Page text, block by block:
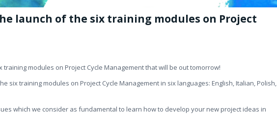
launch of the six training modules on Project
modules on Project Cycle Management that will be out tomorrow!
six training modules on Project Cycle Management in six languages: English, Italian, Polish,
which we consider as fundamental to learn how to develop your new project ideas in